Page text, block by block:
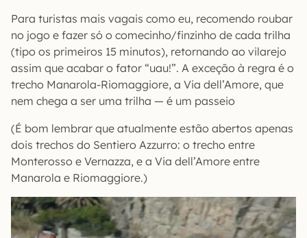
Para turistas mais vagais como eu, recomendo roubar
no jogo e fazer só o comecinho/finzinho de cada trilha
(tipo os primeiros 15 minutos), retornando ao vilarejo
assim que acabar o fator “uau!”. A exceção à regra é o
trecho Manarola-Riomaggiore, a Via dell’Amore, que
nem chega a ser uma trilha — é um passeio
(É bom lembrar que atualmente estão abertos apenas
dois trechos do Sentiero Azzurro: o trecho entre
Monterosso e Vernazza, e a Via dell’Amore entre
Manarola e Riomaggiore.)